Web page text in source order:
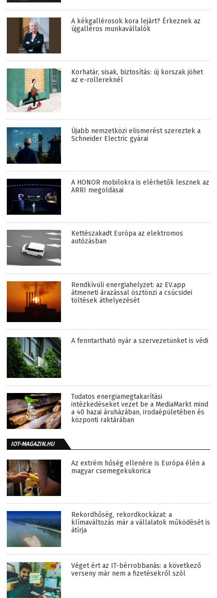
A kékgallérosok kora lejárt? Érkeznek az
újgalléros munkavállalók
Korhatár, sisak, biztosítás: új korszak jöhet
az e-rollereknél
Újabb nemzetközi elismerést szereztek a
Schneider Electric gyárai
A HONOR mobilokra is elérhetők lesznek az
ARRI megoldásai
Kettészakadt Európa az elektromos
autózásban
Rendkívüli energiahelyzet: az EV.app
átmeneti árazással ösztönzi a csúcsidei
töltések áthelyezését
A fenntartható nyár a szervezetünket is védi
Tudatos energiamegtakarítási
intézkedéseket vezet be a MediaMarkt mind
a 40 hazai áruházában, irodaépületében és
központi raktárában
IOT-MAGAZIN.HU
Az extrém hőség ellenére is Európa élén a
magyar csemegekukorica
Rekordhőség, rekordkockázat: a
klímaváltozás már a vállalatok működését is
átírja
Véget ért az IT-bérrobbanás: a következő
verseny már nem a fizetésekről szól